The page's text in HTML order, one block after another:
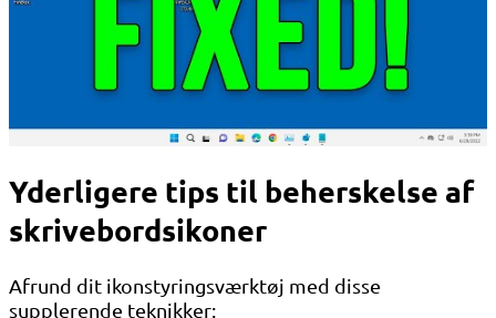
Yderligere tips til beherskelse af
skrivebordsikoner
Afrund dit ikonstyringsværktøj med disse
supplerende teknikker: